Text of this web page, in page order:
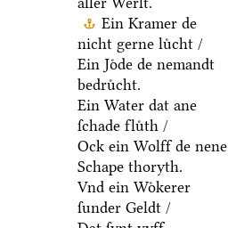
Ein Kramer de
nicht gerne luͤcht /
Ein Joͤde de nemandt
bedruͤcht.
Ein Water dat ane
ſchade fluͤth /
Ock ein Wolff de nene
Schape thoryth.
Vnd ein Woͤkerer
ſunder Geldt /